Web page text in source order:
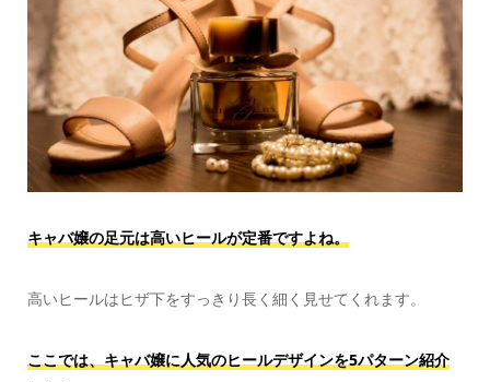
キャバ嬢の足元は高いヒールが定番ですよね。
高いヒールはヒザ下をすっきり長く細く見せてくれます。
ここでは、キャバ嬢に人気のヒールデザインを5パターン紹介